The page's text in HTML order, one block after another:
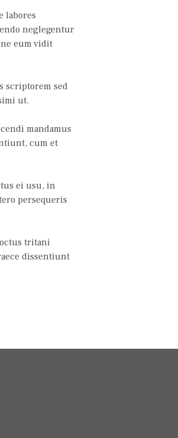
labores
neglegentur
eum vidit
scriptorem sed
ut.
mandamus
cum et
ei usu, in
persequeris
tritani
dissentiunt